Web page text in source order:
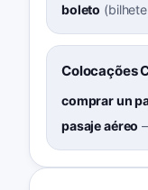
boleto (
Colocações
comprar un
pasaje aéreo –